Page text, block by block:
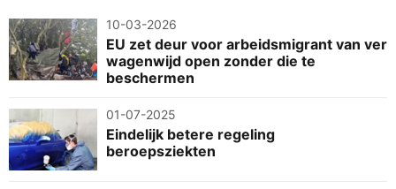
10-03-2026
EU zet deur voor arbeidsmigrant van ver
wagenwijd open zonder die te
beschermen
01-07-2025
Eindelijk betere regeling
beroepsziekten